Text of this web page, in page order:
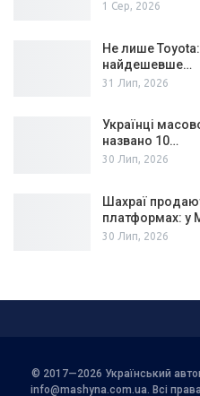
1 Сер, 2026
Не лише Toyota:
найдешевше…
31 Лип, 2026
Українці
названо 10…
30 Лип, 2026
Шахраї
платформах: у
30 Лип, 2026
© 2017—2026 Український
info@mashyna.com.ua . Всі